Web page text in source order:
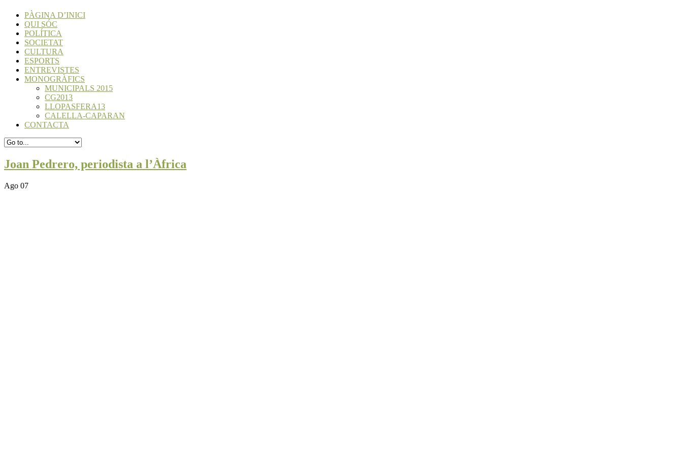
PÀGINA D’INICI
QUI SÓC
POLÍTICA
SOCIETAT
CULTURA
ESPORTS
ENTREVISTES
MONOGRÀFICS
MUNICIPALS 2015
CG2013
LLOPASFERA13
CALELLA-CAPARAN
CONTACTA
Joan Pedrero, periodista a l’Àfrica
Ago 07